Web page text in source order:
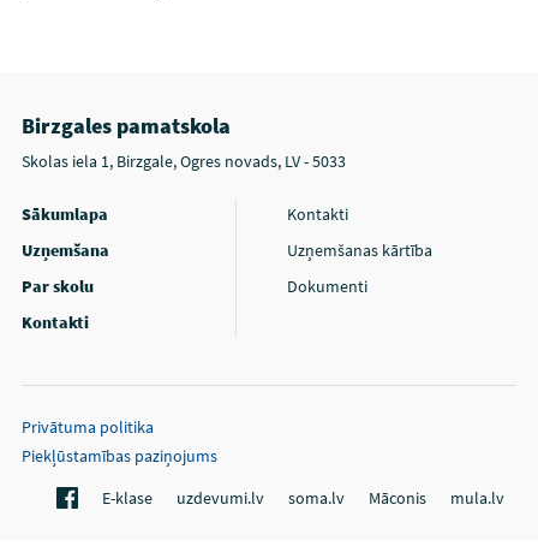
Birzgales pamatskola
Skolas iela 1, Birzgale, Ogres novads, LV - 5033
Sākumlapa
Uzņemšana
Par skolu
Kontakti
Kontakti
Uzņemšanas kārtība
Dokumenti
Privātuma politika
Piekļūstamības paziņojums
E-klase
uzdevumi.lv soma.lv Māconis mula.lv